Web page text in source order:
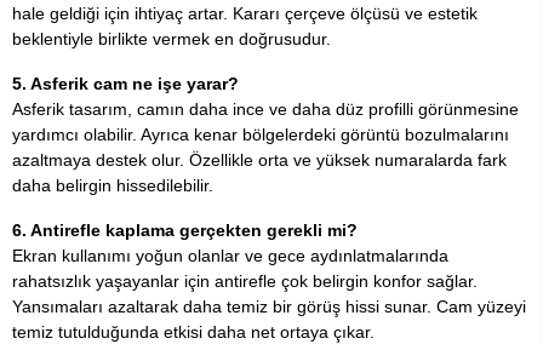
hale geldiği için ihtiyaç artar. Kararı çerçeve ölçüsü ve estetik
beklentiyle birlikte vermek en doğrusudur.
5. Asferik cam ne işe yarar?
Asferik tasarım, camın daha ince ve daha düz profilli görünmesine
yardımcı olabilir. Ayrıca kenar bölgelerdeki görüntü bozulmalarını
azaltmaya destek olur. Özellikle orta ve yüksek numaralarda fark
daha belirgin hissedilebilir.
6. Antirefle kaplama gerçekten gerekli mi?
Ekran kullanımı yoğun olanlar ve gece aydınlatmalarında
rahatsızlık yaşayanlar için antirefle çok belirgin konfor sağlar.
Yansımaları azaltarak daha temiz bir görüş hissi sunar. Cam yüzeyi
temiz tutulduğunda etkisi daha net ortaya çıkar.